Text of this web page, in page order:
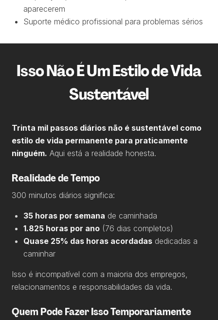
aparecerem
Suporte médico profissional para problemas sérios
Isso Não É Um Estilo de Vida
Sustentável
Trinta mil passos diários não é sustentável como
estilo de vida permanente para praticamente
ninguém. Aqui está a realidade honesta.
Realidade de Tempo
300 minutos diários significa:
35 horas por semana de caminhada
1.825 horas por ano (76 dias completos)
Quase 25% das horas acordadas dedicadas a
caminhar
Isso é incompatível com a maioria dos empregos,
relacionamentos e responsabilidades da vida.
Quem Pode Fazer Isso Temporariamente